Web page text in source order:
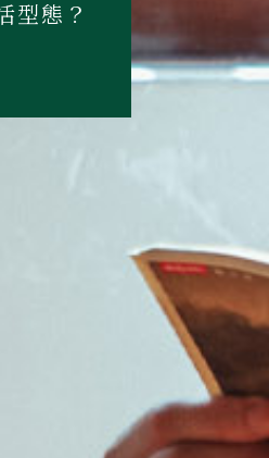
型態？